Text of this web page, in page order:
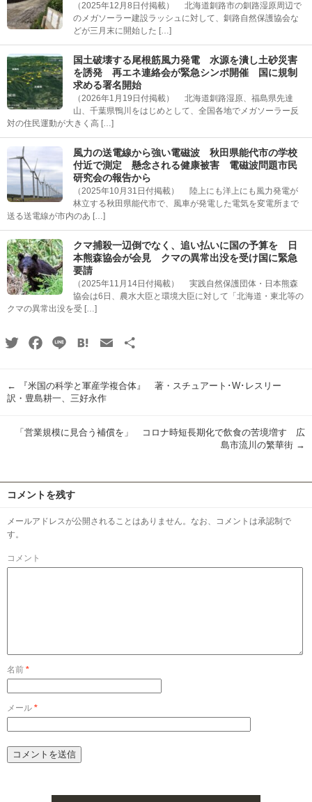
（2025年12月8日付掲載） 北海道釧路市の釧路湿原周辺で
のメガソーラー建設ラッシュに対して、釧路自然保護協会な
どが三月末に開始した […]
国土破壊する尾根筋風力発電 水源を潰し土砂災害
を誘発 再エネ連絡会が緊急シンポ開催 国に規制
求める署名開始
（2026年1月19日付掲載） 北海道釧路湿原、福島県先達
山、千葉県鴨川をはじめとして、全国各地でメガソーラー反
対の住民運動が大きく高 […]
風力の送電線から強い電磁波 秋田県能代市の学校
付近で測定 懸念される健康被害 電磁波問題市民
研究会の報告から
（2025年10月31日付掲載） 陸上にも洋上にも風力発電が
林立する秋田県能代市で、風車が発電した電気を変電所まで
送る送電線が市内のあ […]
クマ捕殺一辺倒でなく、追い払いに国の予算を 日
本熊森協会が会見 クマの異常出没を受け国に緊急
要請
（2025年11月14日付掲載） 実践自然保護団体・日本熊森
協会は6日、農水大臣と環境大臣に対して「北海道・東北等の
クマの異常出没を受 […]
TwitterFacebook
Line HatenaEmail
←
『米国の科学と軍産学複合体』 著・スチュアート･W･レスリー
訳・豊島耕一、三好永作
「営業規模に見合う補償を」 コロナ時短長期化で飲食の苦境増す 広
島市流川の繁華街 →
コメントを残す
メールアドレスが公開されることはありません。なお、コメントは承認制で
す。
コメント
名前 *
メール *